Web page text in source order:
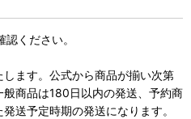
ください。
ます。公式から商品が揃い次第
商品は180日以内の発送、予約商
送予定時期の発送になります。